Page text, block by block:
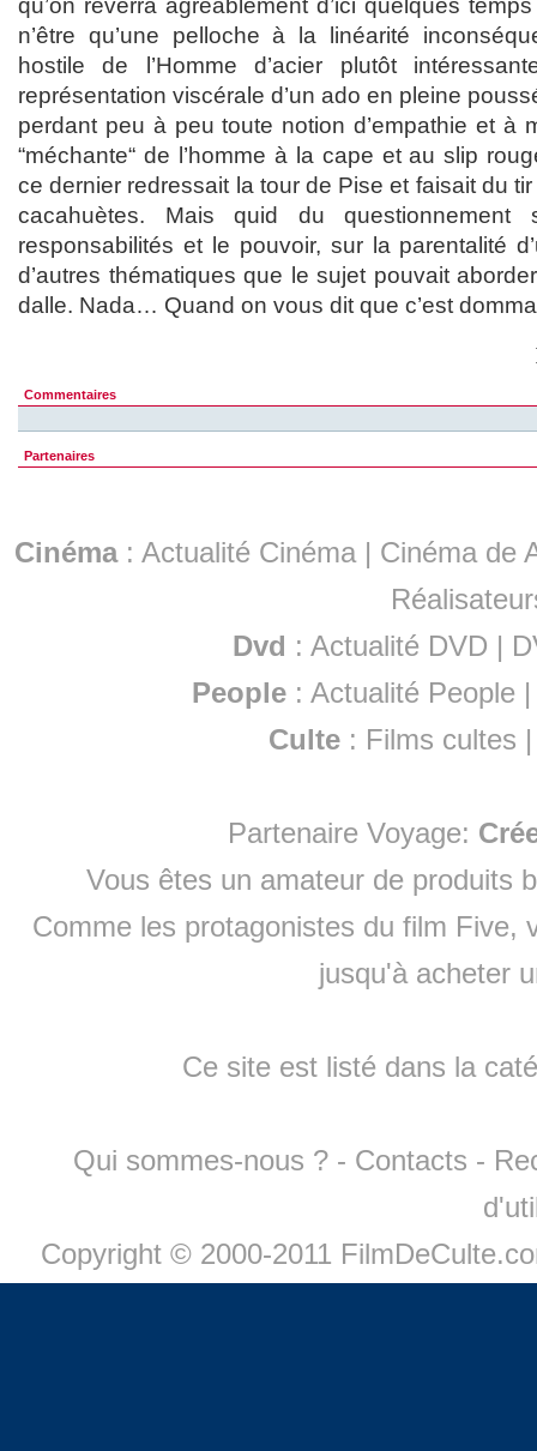
qu’on reverra agréablement d’ici quelques
n’être qu’une pelloche à la linéarité
hostile de l’Homme d’acier plutôt
représentation viscérale d’un ado en pleine
perdant peu à peu toute notion d’empathie et à
“méchante“ de l’homme à la cape et au slip
ce dernier redressait la tour de Pise et faisait du
cacahuètes. Mais quid du questionnement
responsabilités et le pouvoir, sur la parentalité
d’autres thématiques que le sujet pouvait
dalle. Nada… Quand on vous dit que c’est
Commentaires
Partenaires
Cinéma: Actualité Cinéma | Cinéma de
Dvd : Actualité DVD |
People :Actualité People
Culte : Films cultes
Partenaire Voyage:
Vous êtes un amateur de produits
Comme les protagonistes du film Five,
jusqu'à acheter
Ce site est listé dans la
Qui sommes-nous ? - Contacts -
Copyright © 2000-2011